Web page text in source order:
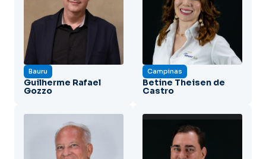
Bauru
Guilherme Rafael
Gozzo
Campinas
Betine Theisen de
Castro